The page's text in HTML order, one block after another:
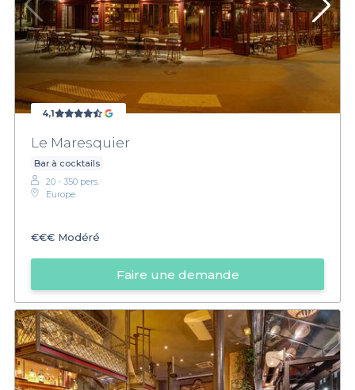
4,1
Le Maresquier
Bar à cocktails
20 - 350 pers.
Europe
€€€ Modéré
Faire une demande